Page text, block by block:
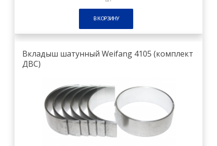
В КОРЗИНУ
Вкладыш шатунный Weifang 4105 (комплект
ДВС)